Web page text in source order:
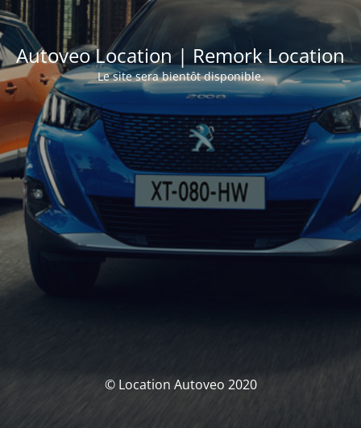
Autoveo Location | Remork Location
Le site sera bientôt disponible.
© Location Autoveo 2020